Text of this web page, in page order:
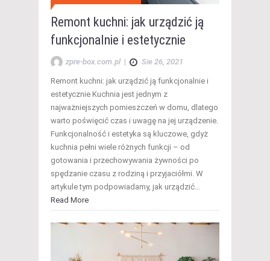
Remont kuchni: jak urządzić ją
funkcjonalnie i estetycznie
zpre-box.com.pl | Sie 26, 2021
Remont kuchni: jak urządzić ją funkcjonalnie i
estetycznie Kuchnia jest jednym z
najważniejszych pomieszczeń w domu, dlatego
warto poświęcić czas i uwagę na jej urządzenie.
Funkcjonalność i estetyka są kluczowe, gdyż
kuchnia pełni wiele różnych funkcji – od
gotowania i przechowywania żywności po
spędzanie czasu z rodziną i przyjaciółmi. W
artykule tym podpowiadamy, jak urządzić…
Read More